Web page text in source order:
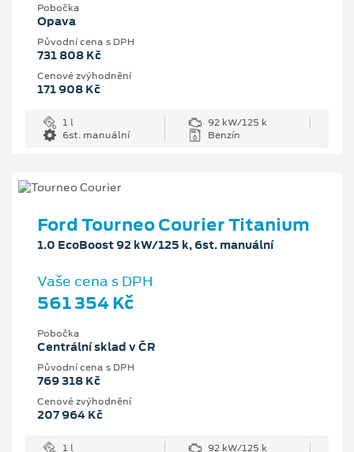
Pobočka
Opava
Původní cena s DPH
731 808 Kč
Cenové zvýhodnění
171 908 Kč
1 l
92 kW/125 k
6st. manuální
Benzín
Ford Tourneo Courier Titanium
1.0 EcoBoost 92 kW/125 k, 6st. manuální
Vaše cena s DPH
561 354 Kč
Pobočka
Centrální sklad v ČR
Původní cena s DPH
769 318 Kč
Cenové zvýhodnění
207 964 Kč
1 l
92 kW/125 k